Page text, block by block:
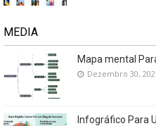
MEDIA
Mapa mental
Dezembro 30,
Infográfico Para